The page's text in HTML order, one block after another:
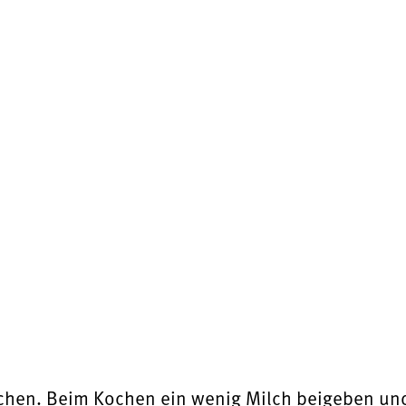
Beim Kochen ein wenig Milch beigeben